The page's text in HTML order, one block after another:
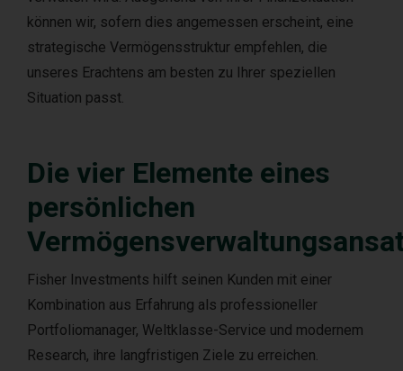
können wir, sofern dies angemessen erscheint, eine
strategische Vermögensstruktur empfehlen, die
unseres Erachtens am besten zu Ihrer speziellen
Situation passt.
Die vier Elemente eines
persönlichen
Fisher Investments hilft seinen Kunden mit einer
Kombination aus Erfahrung als professioneller
Portfoliomanager, Weltklasse-Service und modernem
Research, ihre langfristigen Ziele zu erreichen.